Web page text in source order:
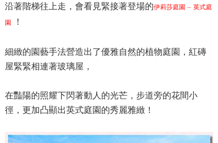
沿著階梯往上走，會看見緊接著登場的伊莉莎庭園 -- 英式庭
園
！
細緻的園藝手法營造出了優雅自然的植物庭園，紅磚
屋緊緊相連著玻璃屋，
在豔陽的照耀下閃著動人的光芒，步道旁的花間小
徑，更加凸顯出英式庭園的秀麗雅緻！